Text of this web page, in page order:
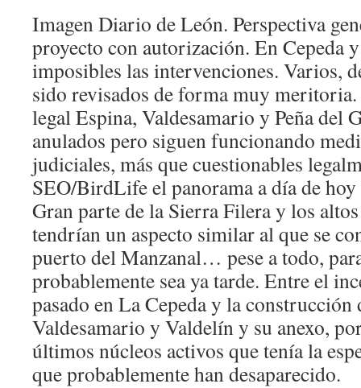
Imagen Diario de León. Perspectiva
proyecto con autorización. En Cepeda
imposibles las intervenciones. Varios,
sido revisados de forma muy
legal Espina, Valdesamario y Peña del
anulados pero siguen funcionando
judiciales, más que cuestionables
SEO/BirdLife el panorama a día de
Gran parte de la Sierra Filera y los
tendrían un aspecto similar al que se
puerto del Manzanal… pese a todo,
probablemente sea ya tarde. Entre el
pasado en La Cepeda y la construcción
Valdesamario y Valdelín y su anexo,
últimos núcleos activos que tenía la
que probablemente han desaparecido.